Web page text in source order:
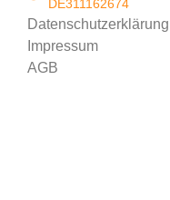
DE311162674
Datenschutzerklärung
Impressum
AGB